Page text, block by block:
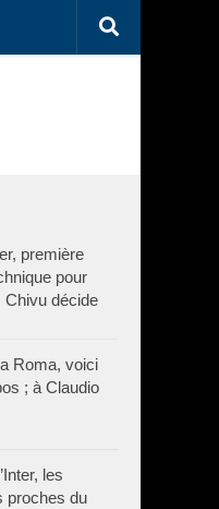
première
pour
Chivu décide
Roma, voici
; à Claudio
les
proches du